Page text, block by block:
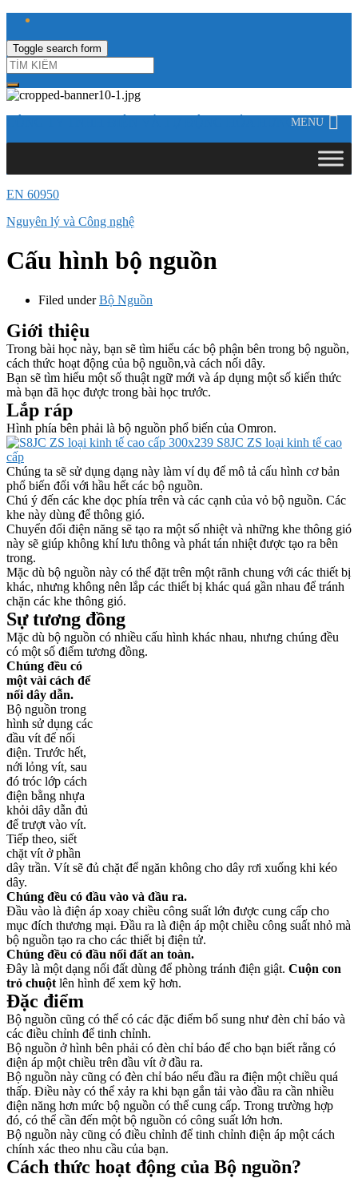
Toggle search form
CÔNG TY TNHH ĐIỆN VÀ TỰ ĐỘNG HÓA HƯNG LONG
MENU
EN 60950
Nguyên lý và Công nghệ
Cấu hình bộ nguồn
Filed underBộ Nguồn
Giới thiệu
Trong bài học này, bạn sẽ tìm hiểu các bộ phận bên trong bộ nguồn,
cách thức hoạt động của bộ nguồn,và cách nối dây.
Bạn sẽ tìm hiểu một số thuật ngữ mới và áp dụng một số kiến thức
mà bạn đã học được trong bài học trước.
Lắp ráp
Hình phía bên phải là bộ nguồn phổ biến của Omron.
Chúng ta sẽ sử dụng dạng này làm ví dụ để mô tả cấu hình cơ bản
phổ biến đối với hầu hết các bộ nguồn.
Chú ý đến các khe dọc phía trên và các cạnh của vỏ bộ nguồn. Các
khe này dùng để thông gió.
Chuyển đổi điện năng sẽ tạo ra một số nhiệt và những khe thông gió
này sẽ giúp không khí lưu thông và phát tán nhiệt được tạo ra bên
trong.
Mặc dù bộ nguồn này có thể đặt trên một rãnh chung với các thiết bị
khác, nhưng không nên lắp các thiết bị khác quá gần nhau để tránh
chặn các khe thông gió.
Sự tương đồng
Mặc dù bộ nguồn có nhiều cấu hình khác nhau, nhưng chúng đều
có một số điểm tương đồng.
Chúng đều có
một vài cách để
nối dây dẫn.
Bộ nguồn trong
hình sử dụng các
đầu vít để nối
điện. Trước hết,
nới lỏng vít, sau
đó tróc lớp cách
điện bằng nhựa
khỏi dây dẫn đủ
để trượt vào vít.
Tiếp theo, siết
chặt vít ở phần
dây trần. Vít sẽ đủ chặt để ngăn không cho dây rơi xuống khi kéo
dây.
Chúng đều có đầu vào và đầu ra.
Đầu vào là điện áp xoay chiều công suất lớn được cung cấp cho
mục đích thương mại. Đầu ra là điện áp một chiều công suất nhỏ mà
bộ nguồn tạo ra cho các thiết bị điện tử.
Chúng đều có đầu nối đất an toàn.
Đây là một dạng nối đất dùng để phòng tránh điện giật. Cuộn con
trỏ chuột lên hình để xem kỹ hơn.
Đặc điểm
Bộ nguồn cũng có thể có các đặc điểm bổ sung như đèn chỉ báo và
các điều chỉnh để tinh chỉnh.
Bộ nguồn ở hình bên phải có đèn chỉ báo để cho bạn biết rằng có
điện áp một chiều trên đầu vít ở đầu ra.
Bộ nguồn này cũng có đèn chỉ báo nếu đầu ra điện một chiều quá
thấp. Điều này có thể xảy ra khi bạn gắn tải vào đầu ra cần nhiều
điện năng hơn mức bộ nguồn có thể cung cấp. Trong trường hợp
đó, có thể cần đến một bộ nguồn có công suất lớn hơn.
Bộ nguồn này cũng có điều chỉnh để tinh chỉnh điện áp một cách
chính xác theo nhu cầu của bạn.
Cách thức hoạt động của Bộ nguồn?